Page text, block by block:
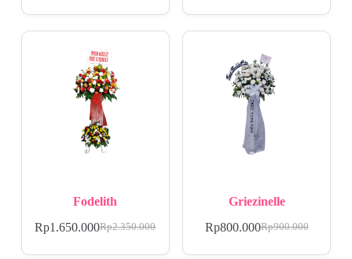
Fodelith
Rp2.350.000
Rp1.650.000
Griezinelle
Rp900.000
Rp800.000